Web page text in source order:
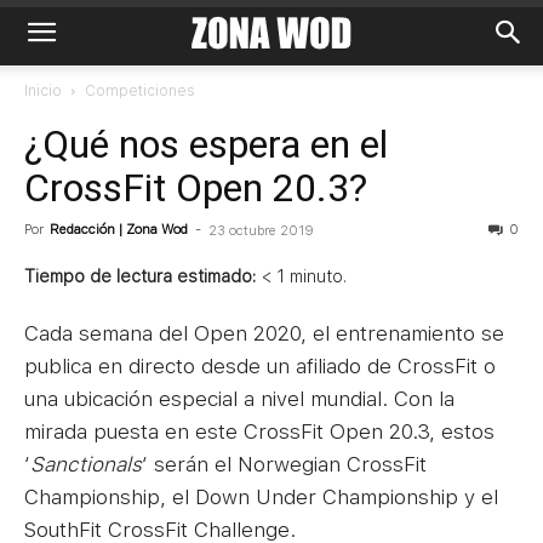
Inicio Competiciones
¿Qué nos espera en el
CrossFit Open 20.3?
Por Redacción | Zona Wod - 23 octubre 2019 0
Tiempo de lectura estimado: < 1 minuto.
Cada semana del Open 2020, el entrenamiento se
publica en directo desde un afiliado de CrossFit o
una ubicación especial a nivel mundial. Con la
mirada puesta en este CrossFit Open 20.3, estos
‘Sanctionals‘ serán el Norwegian CrossFit
Championship, el Down Under Championship y el
SouthFit CrossFit Challenge.